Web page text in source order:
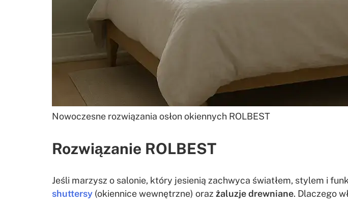
Nowoczesne rozwiązania osłon okiennych ROLBEST
Rozwiązanie ROLBEST
Jeśli marzysz o salonie, który jesienią zachwyca światłem, stylem i
shuttersy (okiennice wewnętrzne) oraz żaluzje drewniane. Dlaczego